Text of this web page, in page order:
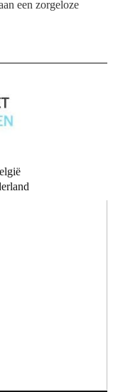
een zorgeloze